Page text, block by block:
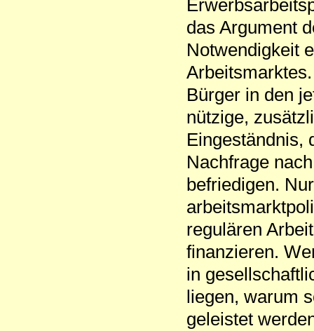
das Argument
Notwendigkeit
Bürger in den
nützige,
Eingeständnis,
Nachfrage
befriedigen.
regulären
finanzieren.
in
liegen, warum
geleistet